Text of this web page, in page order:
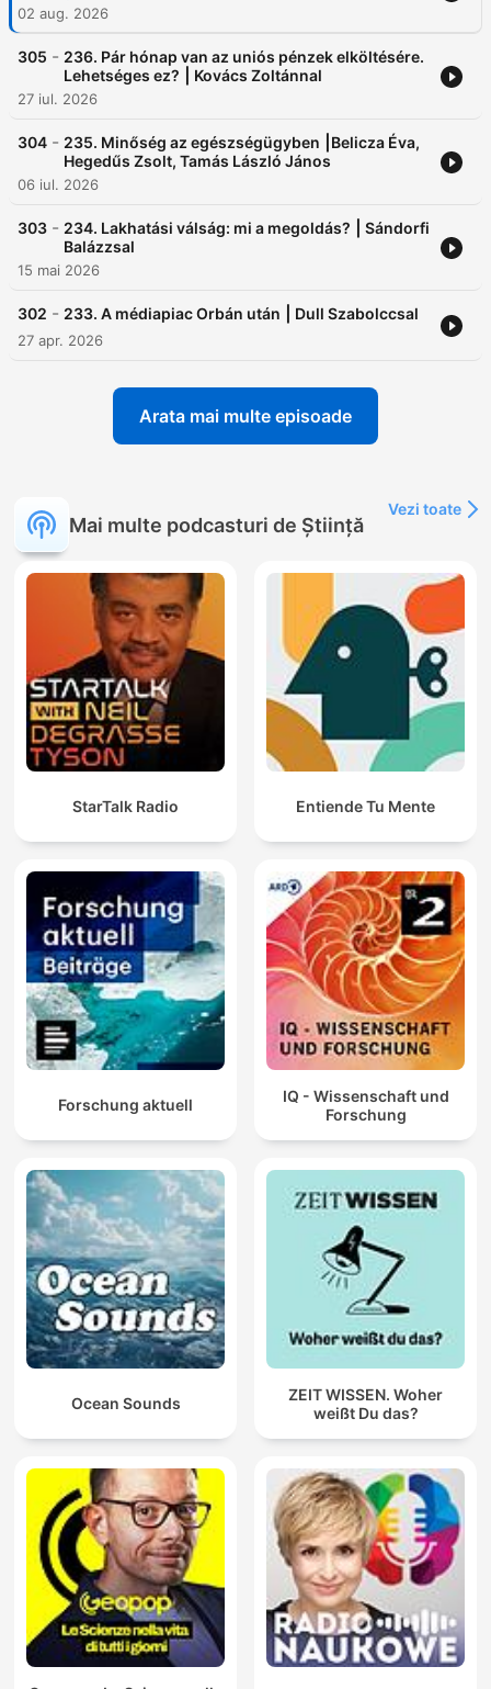
02 aug. 2026
305 - 236. Pár hónap van az uniós pénzek elköltésére.
Lehetséges ez? ⎮ Kovács Zoltánnal
27 iul. 2026
304 - 235. Minőség az egészségügyben ⎮Belicza Éva,
Hegedűs Zsolt, Tamás László János
06 iul. 2026
303 - 234. Lakhatási válság: mi a megoldás? ⎮ Sándorfi
Balázzsal
15 mai 2026
302 - 233. A médiapiac Orbán után ⎮ Dull Szabolccsal
27 apr. 2026
Arata mai multe episoade
Mai multe podcasturi de Știință
Vezi toate
StarTalk Radio Entiende Tu Mente
Forschung aktuell
IQ - Wissenschaft und
Forschung
Ocean Sounds
ZEIT WISSEN. Woher
weißt Du das?